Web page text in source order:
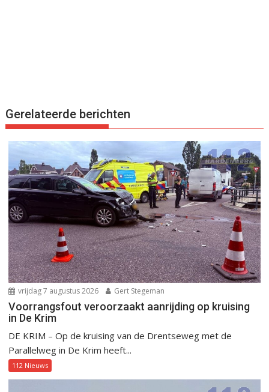
Gerelateerde berichten
vrijdag 7 augustus 2026 Gert Stegeman
Voorrangsfout veroorzaakt aanrijding op kruising
in De Krim
DE KRIM – Op de kruising van de Drentseweg met de
Parallelweg in De Krim heeft...
112 Nieuws